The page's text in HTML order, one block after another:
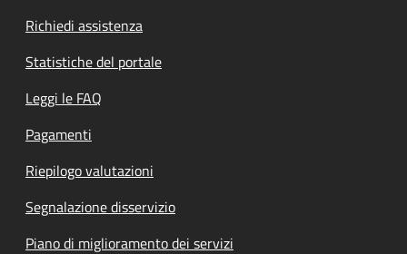
Richiedi assistenza
Statistiche del portale
Leggi le FAQ
Pagamenti
Riepilogo valutazioni
Segnalazione disservizio
Piano di miglioramento dei servizi